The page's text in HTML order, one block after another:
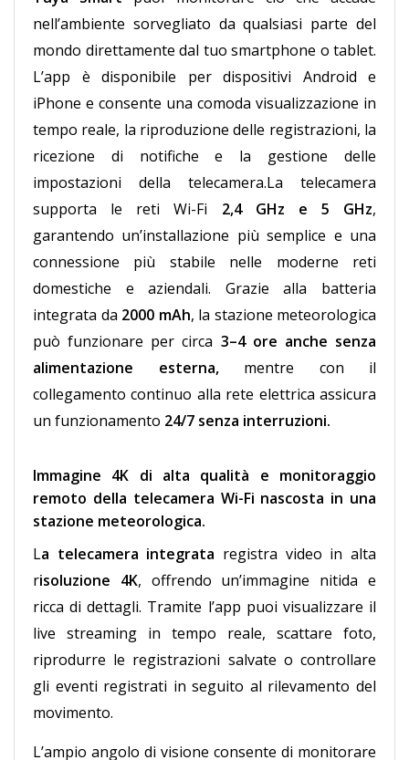
nell’ambiente sorvegliato da qualsiasi parte del
mondo direttamente dal tuo smartphone o tablet.
L’app è disponibile per dispositivi Android e
iPhone e consente una comoda visualizzazione in
tempo reale, la riproduzione delle registrazioni, la
ricezione di notifiche e la gestione delle
impostazioni della telecamera.La telecamera
supporta le reti Wi-Fi 2,4 GHz e 5 GHz,
garantendo un’installazione più semplice e una
connessione più stabile nelle moderne reti
domestiche e aziendali. Grazie alla batteria
integrata da 2000 mAh, la stazione meteorologica
può funzionare per circa 3–4 ore anche senza
alimentazione esterna,mentre con il
collegamento continuo alla rete elettrica assicura
un funzionamento 24/7 senza interruzioni.
Immagine 4K di alta qualità e monitoraggio
remoto della telecamera Wi-Fi nascosta in una
stazione meteorologica.
La telecamera integrata registra video in alta
risoluzione 4K, offrendo un’immagine nitida e
ricca di dettagli. Tramite l’app puoi visualizzare il
live streaming in tempo reale, scattare foto,
riprodurre le registrazioni salvate o controllare
gli eventi registrati in seguito al rilevamento del
movimento.
L’ampio angolo di visione consente di monitorare